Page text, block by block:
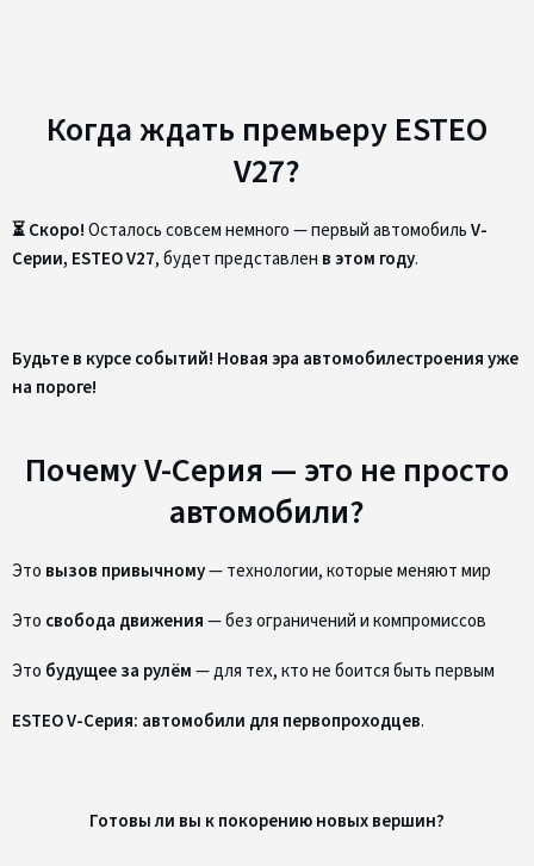
Когда ждать премьеру ESTEO
V27?
⏳ Скоро!Осталось совсем немного — первый автомобильV-
Серии, ESTEO V27, будет представлен в этом году.
Будьте в курсе событий! Новая эра автомобилестроения уже
на пороге!
Почему V-Серия — это не просто
автомобили?
Это вызов привычному— технологии, которые меняют мир
Это свобода движения— без ограничений и компромиссов
Это будущее за рулём— для тех, кто не боится быть первым
ESTEO V-Серия: автомобили для первопроходцев.
Готовы ли вы к покорению новых вершин?